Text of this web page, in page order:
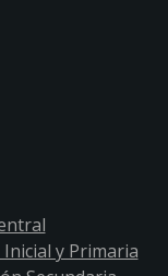
y Primaria